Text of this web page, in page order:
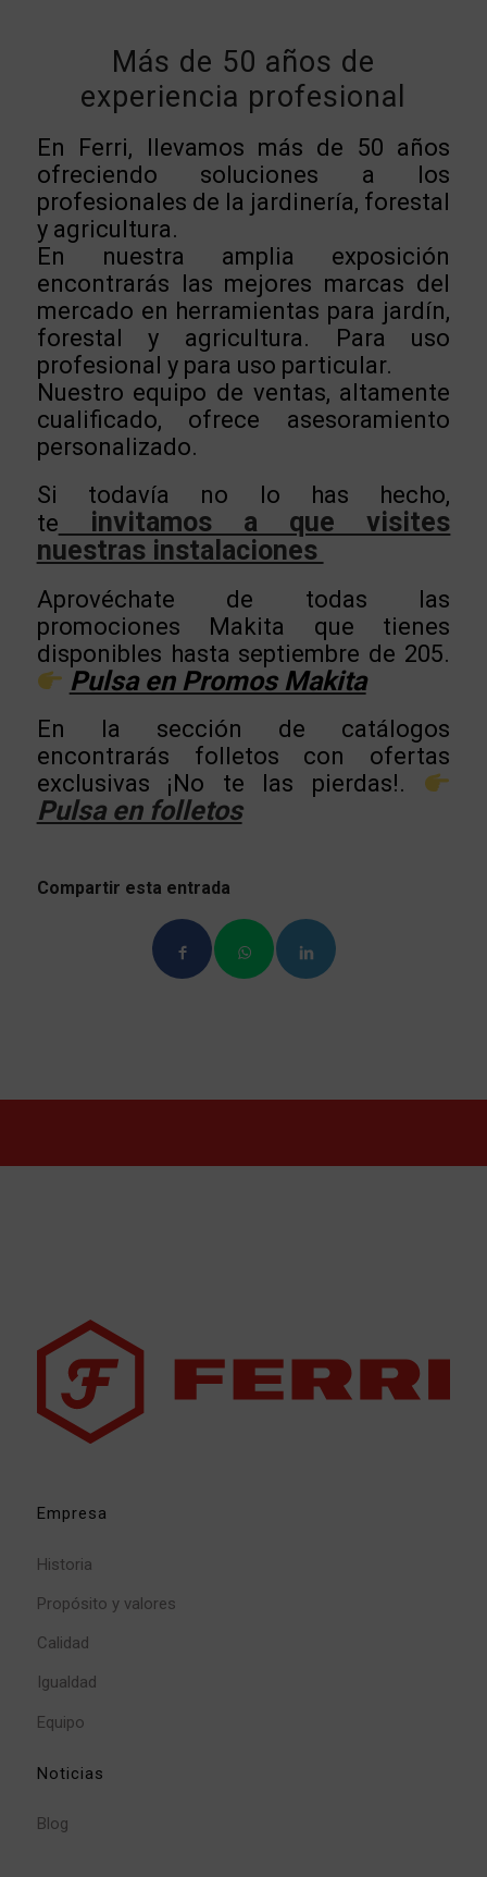
Más de 50 años de
experiencia profesional
En Ferri, llevamos más de 50 años
ofreciendo soluciones a los
profesionales de la jardinería, forestal
y agricultura.
En nuestra amplia exposición
encontrarás las mejores marcas del
mercado en herramientas para jardín,
forestal y agricultura. Para uso
profesional y para uso particular.
Nuestro equipo de ventas, altamente
cualificado, ofrece asesoramiento
personalizado.
Si todavía no lo has hecho,
te
invitamos a que visites
nuestras instalaciones
Aprovéchate de todas las
promociones Makita que tienes
disponibles hasta septiembre de 205.
Pulsa en Promos Makita
En la sección de catálogos
encontrarás folletos con ofertas
exclusivas ¡No te las pierdas!.
Pulsa en folletos
Compartir esta entrada
Empresa
Historia
Propósito y valores
Calidad
Igualdad
Equipo
Noticias
Blog